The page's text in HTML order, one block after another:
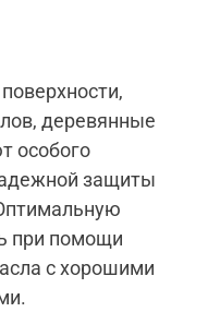
деревянные
особого
защиты
при помощи
с хорошими